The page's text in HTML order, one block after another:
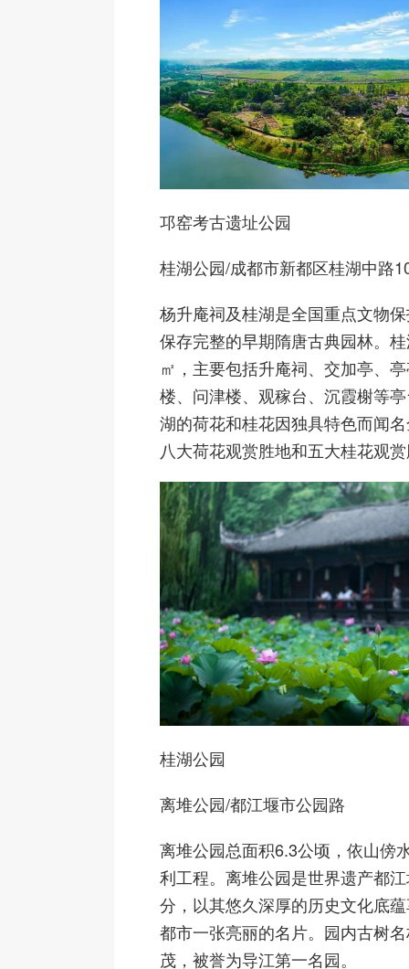
邛窑考古遗址公园
桂湖公园/成都市新都区桂湖中路
杨升庵祠及桂湖是全国重点文物
保存完整的早期隋唐古典园林。
㎡，主要包括升庵祠、交加亭、
楼、问津楼、观稼台、沉霞榭等
湖的荷花和桂花因独具特色而闻
八大荷花观赏胜地和五大桂花观
桂湖公园
离堆公园/都江堰市公园路
离堆公园总面积6.3公顷，依山傍
利工程。离堆公园是世界遗产都
分，以其悠久深厚的历史文化底
都市一张亮丽的名片。园内古树
茂，被誉为导江第一名园。